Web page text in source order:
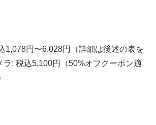
1,078円〜6,028円（詳細は後述の表を
ラ: 税込5,100円（50%オフクーポン適